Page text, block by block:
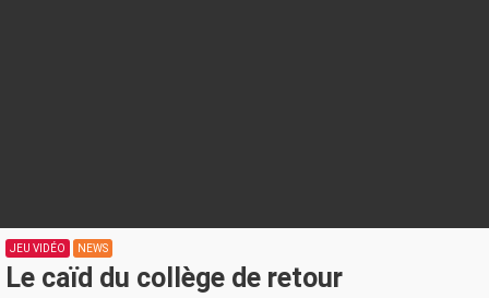
JEU VIDÉO NEWS
Le caïd du collège de retour